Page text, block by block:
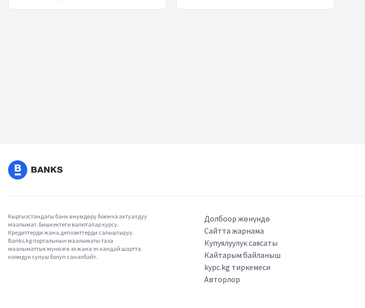
Кыргызстандагы банк өнүмдөрү боюнча актуалдуу
маалымат. Бишкектеги валюталар курсу.
Кредиттерди жана депозиттерди салыштыруу.
Banks.kg порталынын маалыматы таза
маалыматтык мүнөзгө ээ жана эч кандай шартта
коомдук сунуш болуп саналбайт.
Долбоор жөнүндө
Сайтта жарнама
Купуялуулук саясаты
Кайтарым байланыш
kypc.kg тиркемеси
Авторлор